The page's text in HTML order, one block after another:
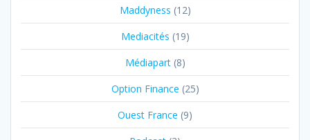
Maddyness (12)
Mediacités (19)
Médiapart(8)
Option Finance (25)
Ouest France (9)